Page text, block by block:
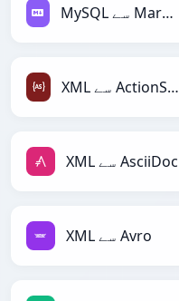
MySQL سے Markdown
XML سے ActionScript
XML سے AsciiDoc
XML سے Avro